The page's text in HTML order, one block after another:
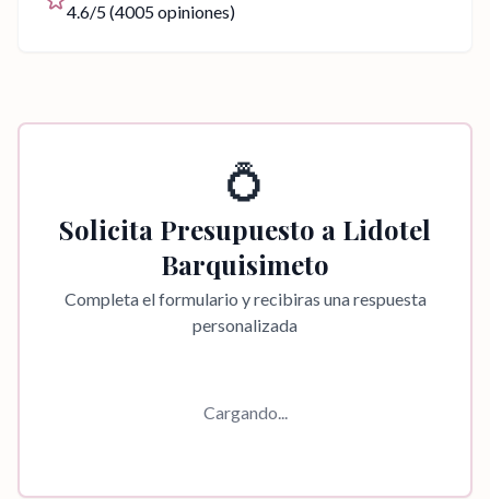
4.6/5 (4005opiniones)
💍
Solicita Presupuesto a Lidotel
Barquisimeto
Completa el formulario y recibiras una respuesta
personalizada
Cargando...